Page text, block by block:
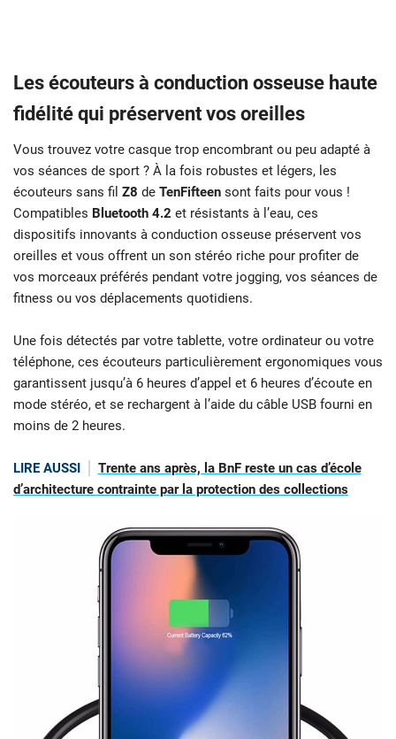
Les écouteurs à conduction osseuse haute
fidélité qui préservent vos oreilles
Vous trouvez votre casque trop encombrant ou peu adapté à
vos séances de sport ? À la fois robustes et légers, les
écouteurs sans fil Z8 de TenFifteen sont faits pour vous !
Compatibles Bluetooth 4.2 et résistants à l’eau, ces
dispositifs innovants à conduction osseuse préservent vos
oreilles et vous offrent un son stéréo riche pour profiter de
vos morceaux préférés pendant votre jogging, vos séances de
fitness ou vos déplacements quotidiens.
Une fois détectés par votre tablette, votre ordinateur ou votre
téléphone, ces écouteurs particulièrement ergonomiques vous
garantissent jusqu’à 6 heures d’appel et 6 heures d’écoute en
mode stéréo, et se rechargent à l’aide du câble USB fourni en
moins de 2 heures.
LIRE AUSSI
Trente ans après, la BnF reste un cas d’école
d’architecture contrainte par la protection des collections